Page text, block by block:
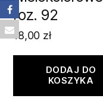
roz. 92
18,00 zł
DODAJ DO
KOSZYKA